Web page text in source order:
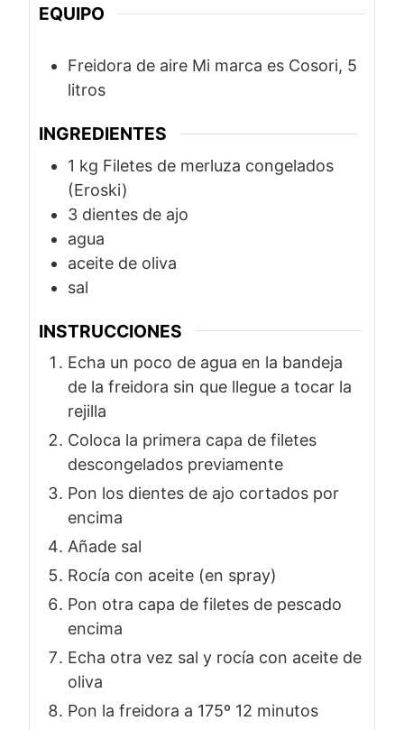
EQUIPO
Freidora de aire Mi marca es Cosori, 5
litros
INGREDIENTES
1 kg Filetes de merluza congelados
(Eroski)
3 dientes de ajo
agua
aceite de oliva
sal
INSTRUCCIONES
Echa un poco de agua en la bandeja
de la freidora sin que llegue a tocar la
rejilla
Coloca la primera capa de filetes
descongelados previamente
Pon los dientes de ajo cortados por
encima
Añade sal
Rocía con aceite (en spray)
Pon otra capa de filetes de pescado
encima
Echa otra vez sal y rocía con aceite de
oliva
Pon la freidora a 175º 12 minutos